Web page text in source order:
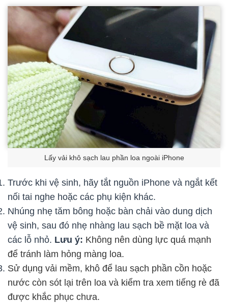
Lấy vải khô sạch lau phần loa ngoài iPhone
Trước khi vệ sinh, hãy tắt nguồn iPhone và ngắt kết
nối tai nghe hoặc các phụ kiện khác.
Nhúng nhẹ tăm bông hoặc bàn chải vào dung dịch
vệ sinh, sau đó nhẹ nhàng lau sạch bề mặt loa và
các lỗ nhỏ. Lưu ý: Không nên dùng lực quá mạnh
để tránh làm hỏng màng loa.
Sử dụng vải mềm, khô để lau sạch phần cồn hoặc
nước còn sót lại trên loa và kiểm tra xem tiếng rè đã
được khắc phục chưa.